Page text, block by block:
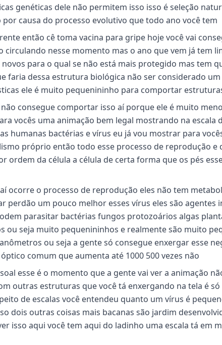
genéticas dele não permitem isso isso é seleção
causa do processo evolutivo que todo ano você tem
então cê toma vacina para gripe hoje você vai
circulando nesse momento mas o ano que vem já tem
para o qual se não está mais protegido mas tem
faria dessa estrutura biológica não ser considerado
ele é muito pequenininho para comportar
consegue comportar isso aí porque ele é muito
vocês uma animação bem legal mostrando na escala
humanas bactérias e vírus eu já vou mostrar para
próprio então todo esse processo de reprodução e
ordem da célula a célula de certa forma que os pés
ocorre o processo de reprodução eles não tem
perdão um pouco melhor esses vírus eles são agentes
parasitar bactérias fungos protozoários algas
ou seja muito pequenininhos e realmente são muito
ou seja a gente só consegue enxergar esse
comum que aumenta até 1000 500 vezes não
esse é o momento que a gente vai ver a animação
outras estruturas que você tá enxergando na tela é
de escalas você entendeu quanto um vírus é
dois outras coisas mais bacanas são jardim
isso aqui você tem aqui do ladinho uma escala tá em